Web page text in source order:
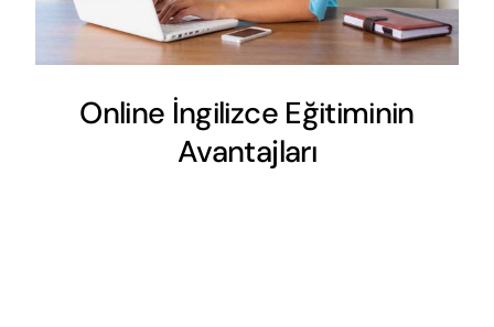
Online İngilizce Eğitiminin
Avantajları